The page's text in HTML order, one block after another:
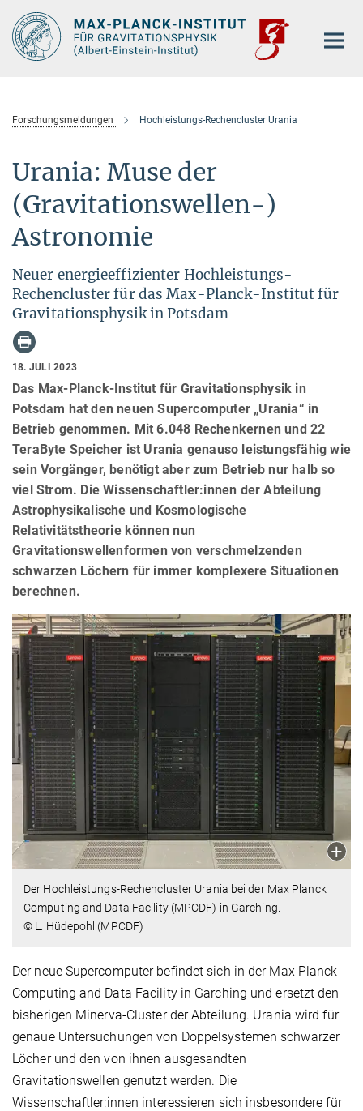
Hauptinhalt
Forschungsmeldungen Hochleistungs-Rechencluster Urania
Urania: Muse der
(Gravitationswellen-)
Astronomie
Neuer energieeffizienter Hochleistungs-
Rechencluster für das Max-Planck-Institut für
Gravitationsphysik in Potsdam
18. JULI 2023
Das Max-Planck-Institut für Gravitationsphysik in
Potsdam hat den neuen Supercomputer „Urania“ in
Betrieb genommen. Mit 6.048 Rechenkernen und 22
TeraByte Speicher ist Urania genauso leistungsfähig wie
sein Vorgänger, benötigt aber zum Betrieb nur halb so
viel Strom. Die Wissenschaftler:innen der Abteilung
Astrophysikalische und Kosmologische
Relativitätstheorie können nun
Gravitationswellenformen von verschmelzenden
schwarzen Löchern für immer komplexere Situationen
berechnen.
Der Hochleistungs-Rechencluster Urania bei der Max Planck
Computing and Data Facility (MPCDF) in Garching.
© L. Hüdepohl (MPCDF)
Der neue Supercomputer befindet sich in der Max Planck
Computing and Data Facility in Garching und ersetzt den
bisherigen Minerva-Cluster der Abteilung. Urania wird für
genaue Untersuchungen von Doppelsystemen schwarzer
Löcher und den von ihnen ausgesandten
Gravitationswellen genutzt werden. Die
Wissenschaftler:innen interessieren sich insbesondere für